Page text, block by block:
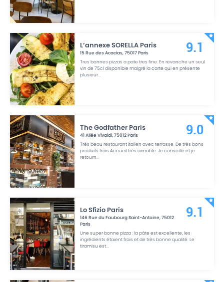
L’annexe SORELLA Paris
15 Rue des Acacias,75017Paris
Tres bonnes pizzas a pate tres fine. En revanche un seul
vin de 75cl disponible malgré la carte qui en présente
plusieur...
9.1
The Godfather Paris
41 Allée Vivaldi,75012Paris
Très beau restaurant italien avec terrasse. De très bons
produits frais Accueil très aimable. Je conseille et je
retourn...
9.0
Lo Sfizio Paris
146 Rue du Faubourg Saint-Antoine,75012
Paris
Une super bonne pizza : la pâte est excellente, les
ingrédients étaient frais et de très bonne qualité. Le
tiramisu est...
9.1